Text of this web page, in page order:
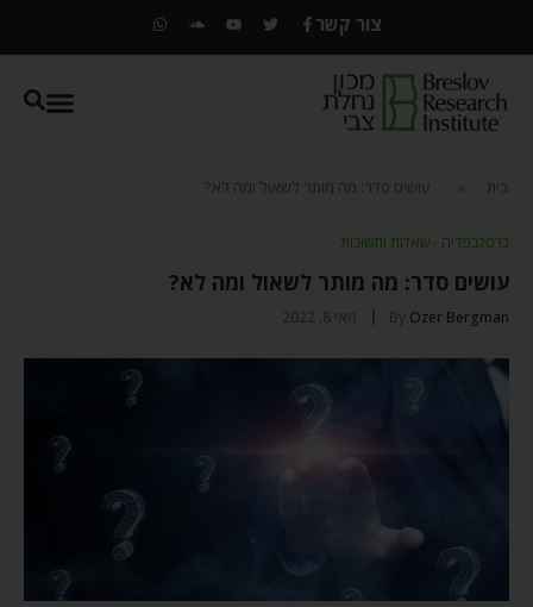
צור קשר
בית עושים סדר: מה מותר לשאול ומה לא?
ברסלבפדיה - שאלות ותשובות
עושים סדר: מה מותר לשאול ומה לא?
By Ozer Bergman מאי 8, 2022